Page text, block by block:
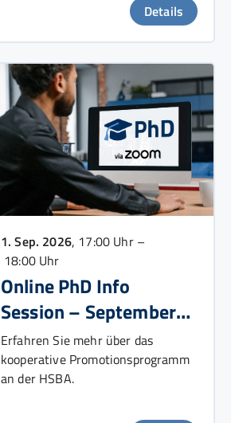
Details
1. Sep. 2026, 17:00 Uhr –
18:00 Uhr
Online PhD Info
Session – September
2026
Erfahren Sie mehr über das
kooperative Promotionsprogramm
an der HSBA.